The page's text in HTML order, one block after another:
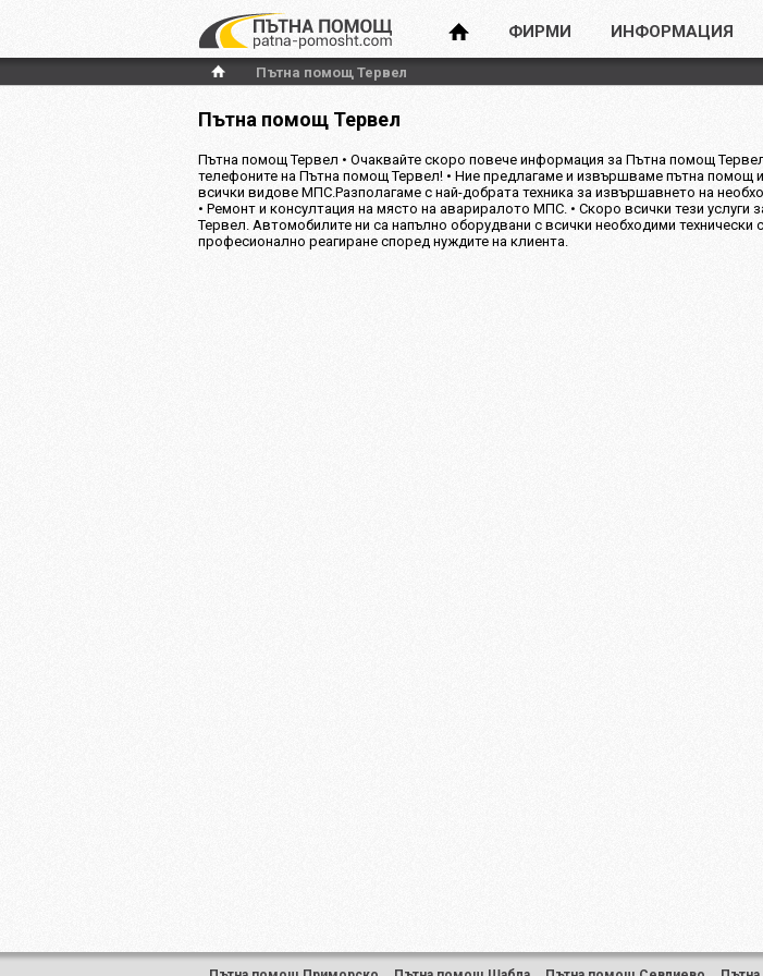
ФИРМИ ИНФОРМАЦИЯ
Пътна помощ Тервел
Пътна помощ Тервел
Пътна помощ Тервел • Очаквайте скоро повече информация за Пътна помощ
телефоните на Пътна помощ Тервел! • Ние предлагаме и извършваме пътна помощ
всички видове МПС.Разполагаме с най-добрата техника за извършавнето на
• Ремонт и консултация на място на авариралото МПС. • Скоро всички тези услуги
Тервел. Автомобилите ни са напълно оборудвани с всички необходими технически
професионално реагиране според нуждите на клиента.